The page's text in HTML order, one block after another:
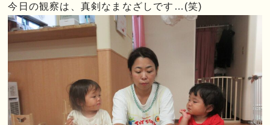
今日の観察は、真剣なまなざしです…(笑)